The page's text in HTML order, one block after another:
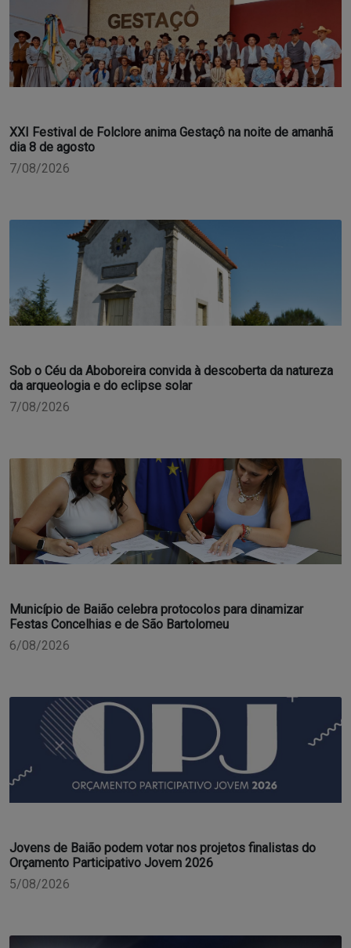
XXI Festival de Folclore anima Gestaçô na noite de amanhã
dia 8 de agosto
7/08/2026
Sob o Céu da Aboboreira convida à descoberta da natureza
da arqueologia e do eclipse solar
7/08/2026
Município de Baião celebra protocolos para dinamizar
Festas Concelhias e de São Bartolomeu
6/08/2026
Jovens de Baião podem votar nos projetos finalistas do
Orçamento Participativo Jovem 2026
5/08/2026